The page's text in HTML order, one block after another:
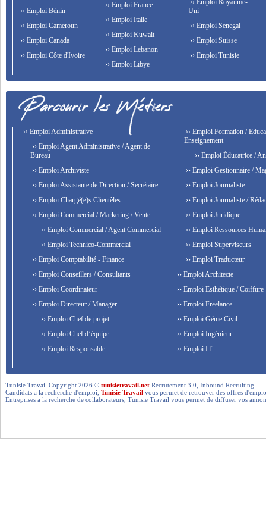
›› Emploi Bénin
›› Emploi Cameroun
›› Emploi Canada
›› Emploi Côte d'Ivoire
›› Emploi France
›› Emploi Italie
›› Emploi Kuwait
›› Emploi Lebanon
›› Emploi Libye
›› Emploi Royaume-
Uni
›› Emploi Senegal
›› Emploi Suisse
›› Emploi Tunisie
›› Emploi Administrative
›› Emploi Agent Administrative / Agent de
Bureau
›› Emploi Archiviste
›› Emploi Assistante de Direction / Secrétaire
›› Emploi Chargé(e)s Clientèles
›› Emploi Commercial / Marketing / Vente
›› Emploi Commercial / Agent Commercial
›› Emploi Technico-Commercial
›› Emploi Comptabilité - Finance
›› Emploi Conseillers / Consultants
›› Emploi Coordinateur
›› Emploi Directeur / Manager
›› Emploi Chef de projet
›› Emploi Chef d’équipe
›› Emploi Responsable
›› Emploi Formation /
Enseignement
›› Emploi Éducatrice /
›› Emploi Gestionnaire /
›› Emploi Journaliste
›› Emploi Journaliste /
›› Emploi Juridique
›› Emploi Ressources
›› Emploi Superviseurs
›› Emploi Traducteur
›› Emploi Architecte
›› Emploi Esthétique / Coiffure
›› Emploi Freelance
›› Emploi Génie Civil
›› Emploi Ingénieur
›› Emploi IT
Tunisie Travail Copyright 2026 ©tunisietravail.net Recrutement 3.0, Inbound Recruiting .-
Candidats a la recherche d'emploi,Tunisie Travail vous permet de retrouver des offres
Entreprises a la recherche de collaborateurs, Tunisie Travail vous permet de diffuser vos